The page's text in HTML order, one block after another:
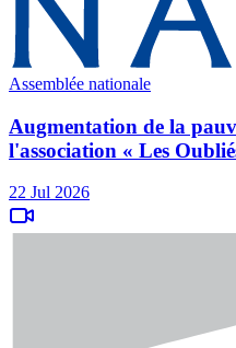
Assemblée nationale
Augmentation de la
l'association « Les
22 Jul 2026